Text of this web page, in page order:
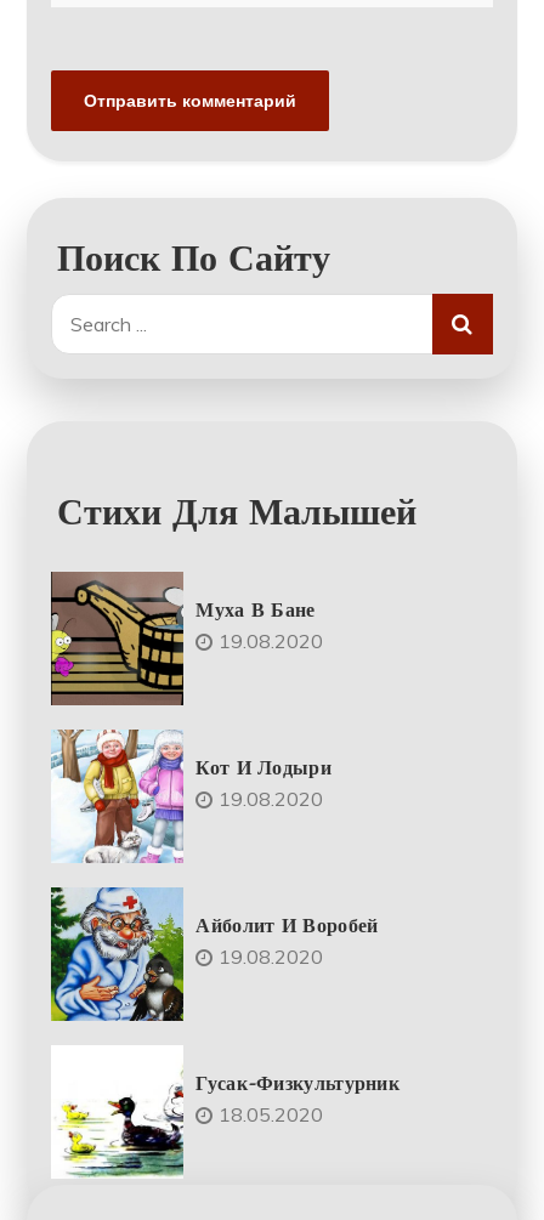
Поиск По Сайту
Search
for:
Стихи Для Малышей
Муха В Бане
19.08.2020
Кот И Лодыри
19.08.2020
Айболит И Воробей
19.08.2020
Гусак-Физкультурник
18.05.2020